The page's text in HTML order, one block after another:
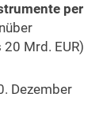
per
Mrd. EUR)
Dezember